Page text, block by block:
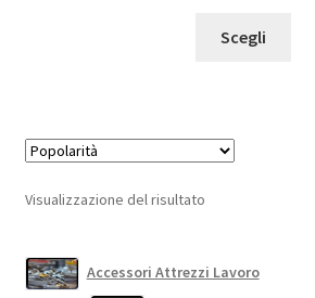
Scegli
Visualizzazione del risultato
Accessori Attrezzi Lavoro